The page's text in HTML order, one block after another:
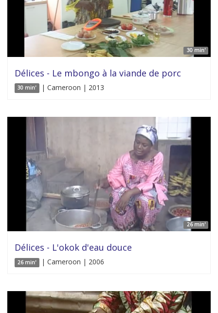
30 min'
Délices - Le mbongo à la viande de porc
30 min' | Cameroon | 2013
26 min'
Délices - L'okok d'eau douce
26 min' | Cameroon | 2006